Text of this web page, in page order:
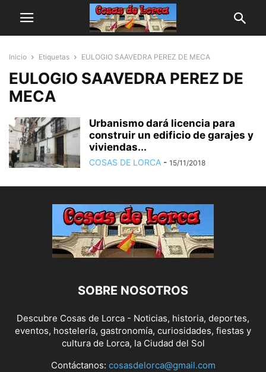
Inicio Etiquetas EULOGIO SAAVEDRA PEREZ DE MECA
EULOGIO SAAVEDRA PEREZ DE
MECA
Urbanismo dará licencia para
construir un edificio de garajes y
viviendas...
COSAS DE LORCA - 15/11/2018
SOBRE NOSOTROS
Descubre Cosas de Lorca - Noticias, historia, deportes,
eventos, hostelería, gastronomía, curiosidades, fiestas y
cultura de Lorca, la Ciudad del Sol
Contáctanos: cosasdelorca@gmail.com